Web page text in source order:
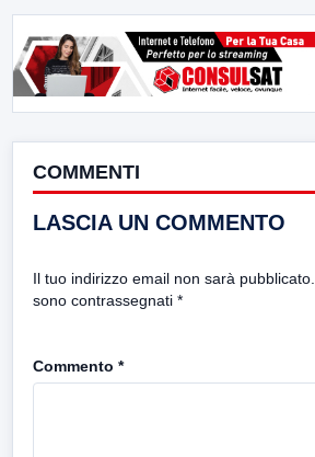
COMMENTI
LASCIA UN COMMENTO
Il tuo indirizzo email non sarà pubblicato.
sono contrassegnati *
Commento *